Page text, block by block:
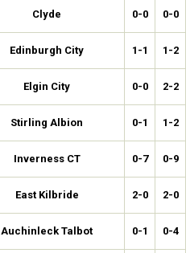
Clyde 0-0 0-0
Edinburgh City 1-1 1-2
Elgin City 0-0 2-2
Stirling Albion 0-1 1-2
Inverness CT 0-7 0-9
East Kilbride 2-0 2-0
Auchinleck Talbot 0-1 0-4